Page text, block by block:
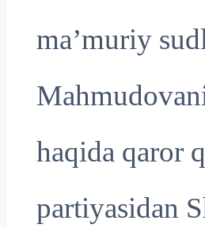
ma’muriy
haqida qaror
partiyasidan